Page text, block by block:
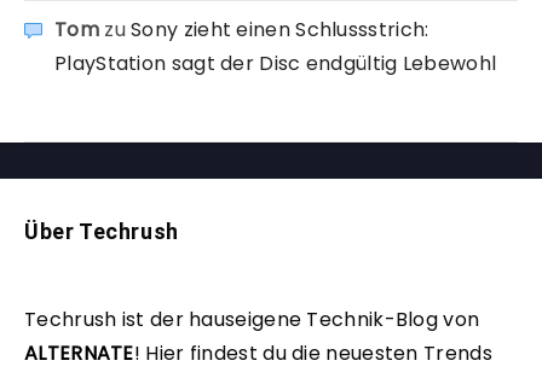
TomzuSony zieht einen Schlussstrich:
PlayStation sagt der Disc endgültig Lebewohl
Über Techrush
Techrush ist der hauseigene Technik-Blog von
ALTERNATE! Hier findest du die neuesten Trends